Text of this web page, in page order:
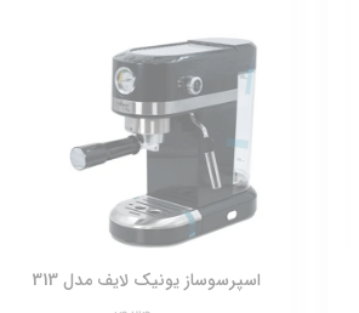
اسپرسوساز یونیک لایف مدل 313